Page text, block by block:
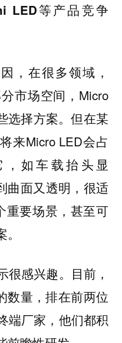
LED等产品竞争
，在很多领域，
市场空间，Micro
选择方案。但在某
来Micro LED会占
如车载抬头显
曲面又透明，很适
重要场景，甚至可
很感兴趣。目前，
数量，排在前两位
端厂家，他们都积